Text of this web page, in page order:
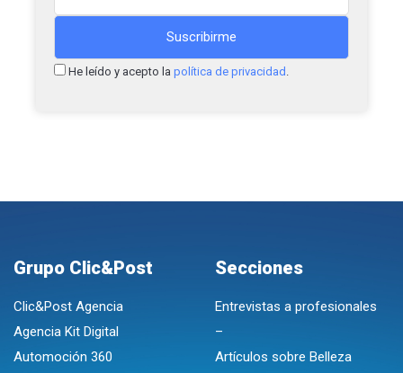
He leído y acepto la política de privacidad .
Grupo Clic&Post
Clic&Post Agencia
Agencia Kit Digital
Automoción 360
Secciones
Entrevistas a profesionales
–
Artículos sobre Belleza